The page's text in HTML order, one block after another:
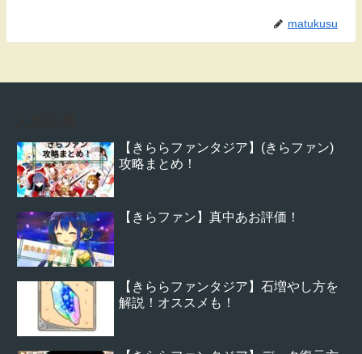
matukusu
【きららファンタジア】(きらファン)
攻略まとめ！
【きらファン】真中あお評価！
【きららファンタジア】石増やし方を
解説！オススメも！